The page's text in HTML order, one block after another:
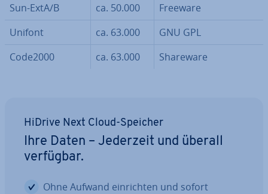
Sun-ExtA/B
ca. 50.000
Freeware
Unifont
ca. 63.000
GNU GPL
Code2000
ca. 63.000 Shareware
HiDrive Next Cloud-Speicher
Ihre Daten – Jederzeit und überall
verfügbar.
Ohne Aufwand ein­rich­ten und sofort